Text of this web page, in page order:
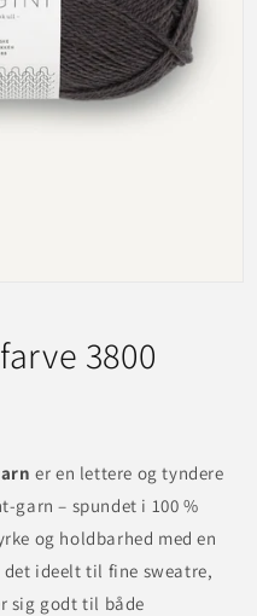
3800
er en lettere og tyndere
garn – spundet i 100 %
og holdbarhed med en
ideelt til fine sweatre,
sig godt til både